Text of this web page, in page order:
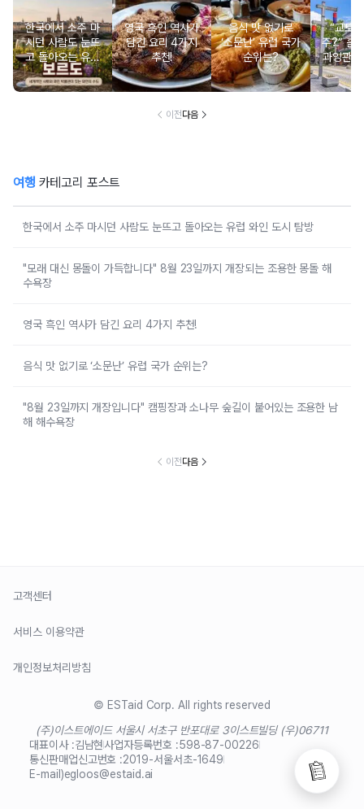
한국에서 소주 마
시던 사람도 눈뜨
고 돌아오는 유럽
와인 도시 탐방
영국 흑인 역사가
담긴 요리 4가지
추천!
음식 맛 없기로
‘소문난’ 유럽 국가
순위는?
“교토
주?” 홀
과잉관
있는 세
행지 순
이전다음
여행 카테고리 포스트
한국에서 소주 마시던 사람도 눈뜨고 돌아오는 유럽 와인 도시 탐방
"모래 대신 몽돌이 가득합니다" 8월 23일까지 개장되는 조용한 몽돌 해
수욕장
영국 흑인 역사가 담긴 요리 4가지 추천!
음식 맛 없기로 ‘소문난’ 유럽 국가 순위는?
"8월 23일까지 개장입니다" 캠핑장과 소나무 숲길이 붙어있는 조용한 남
해 해수욕장
이전다음
고객센터
서비스 이용약관
개인정보처리방침
© ESTaid Corp. All rights reserved
(주)이스트에이드 서울시 서초구 반포대로 3이스트빌딩 (우)06711
대표이사 :김남현사업자등록번호 :598-87-00226
통신판매업신고번호 :2019-서울서초-1649
E-mail)egloos@estaid.ai